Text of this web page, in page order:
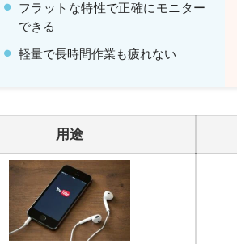
フラットな特性で正確にモニター
できる
軽量で長時間作業も疲れない
用途